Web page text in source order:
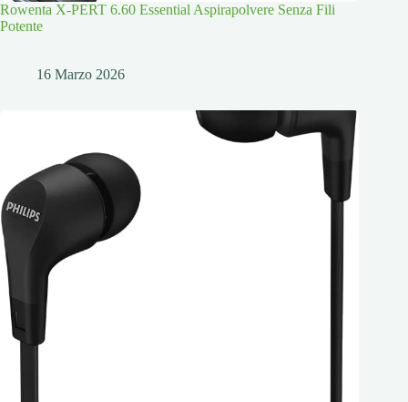
Rowenta X-PERT 6.60 Essential Aspirapolvere Senza Fili
Potente
16 Marzo 2026